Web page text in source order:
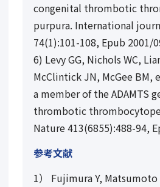
congenital thrombotic
purpura. International
74(1):101-108, Epub 2001/
6) Levy GG, Nichols WC,
McClintick JN, McGee BM,
a member of the ADAMTS
thrombotic
Nature 413(6855):488-94,
参考文献
1） Fujimura Y, Matsumoto